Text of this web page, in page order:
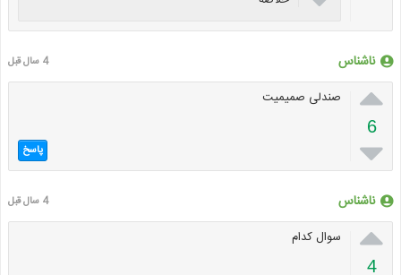
ناشناس 4 سال قبل

6

صندلی صمیمیت
پاسخ
ناشناس 4 سال قبل

4
سوال کدام